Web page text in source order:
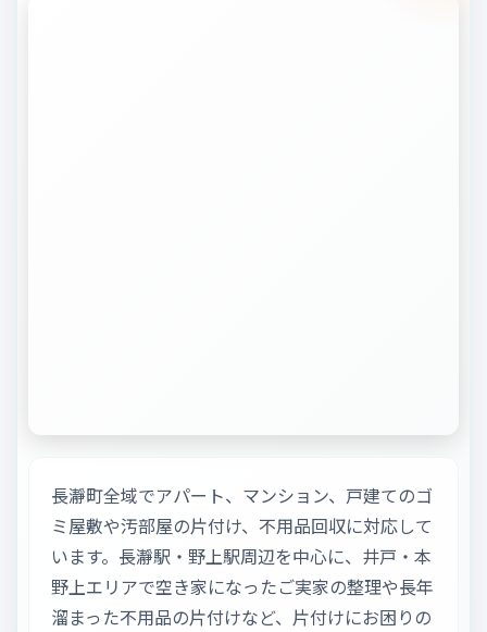
長瀞町全域でアパート、マンション、戸建てのゴ
ミ屋敷や汚部屋の片付け、不用品回収に対応して
います。長瀞駅・野上駅周辺を中心に、井戸・本
野上エリアで空き家になったご実家の整理や長年
溜まった不用品の片付けなど、片付けにお困りの